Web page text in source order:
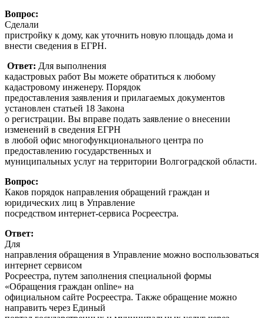
Вопрос:
Сделали
пристройку к дому, как уточнить новую площадь дома и
внести сведения в ЕГРН.
Ответ: Для выполнения
кадастровых работ Вы можете обратиться к любому
кадастровому инженеру. Порядок
предоставления заявления и прилагаемых документов
установлен статьей 18 Закона
о регистрации. Вы вправе подать заявление о внесении
изменений в сведения ЕГРН
в любой офис многофункционального центра по
предоставлению государственных и
муниципальных услуг на территории Волгоградской области.
Вопрос:
Каков порядок направления обращений граждан и
юридических лиц в Управление
посредством интернет-сервиса Росреестра.
Ответ:
Для
направления обращения в Управление можно воспользоваться
интернет сервисом
Росреестра, путем заполнения специальной формы
«Обращения граждан online» на
официальном сайте Росреестра. Также обращение можно
направить через Единый